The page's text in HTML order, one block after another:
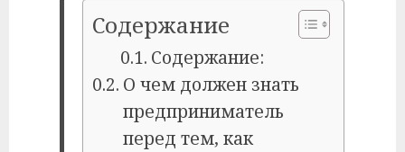
Содержание
Содержание:
О чем должен знать
предприниматель
перед тем, как